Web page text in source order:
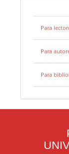
Para
Para
Para